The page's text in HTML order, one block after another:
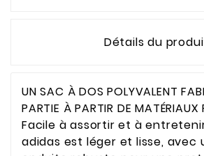
Détails du
UN SAC À DOS POLYVALENT
PARTIE À PARTIR DE MATÉRIAUX
Facile à assortir et à
adidas est léger et lisse, avec